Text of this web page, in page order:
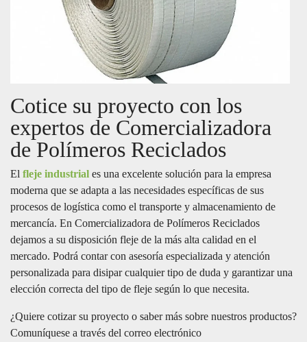
Cotice su proyecto con los
expertos de Comercializadora
de Polímeros Reciclados
El fleje industrial es una excelente solución para la empresa
moderna que se adapta a las necesidades específicas de sus
procesos de logística como el transporte y almacenamiento de
mercancía. En Comercializadora de Polímeros Reciclados
dejamos a su disposición fleje de la más alta calidad en el
mercado. Podrá contar con asesoría especializada y atención
personalizada para disipar cualquier tipo de duda y garantizar una
elección correcta del tipo de fleje según lo que necesita.
¿Quiere cotizar su proyecto o saber más sobre nuestros productos?
Comuníquese a través del correo electrónico